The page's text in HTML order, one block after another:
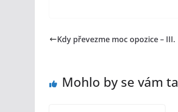
Kdy převezme moc opozice – III.
Mohlo by se vám